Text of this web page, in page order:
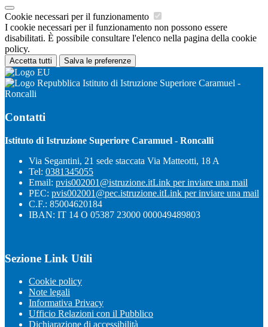
Cookie necessari per il funzionamento
I cookie necessari per il funzionamento non possono essere
disabilitati. È possibile consultare l'elenco nella pagina della cookie
policy.
Accetta tutti Salva le preferenze
Istituto di Istruzione Superiore Caramuel -
Roncalli
Contatti
Istituto di Istruzione Superiore Caramuel - Roncalli
Via Segantini, 21 sede staccata Via Matteotti, 18 A
Tel: 0381345055
Email: pvis002001@istruzione.itLink per inviare una mail
PEC: pvis002001@pec.istruzione.itLink per inviare una mail
C.F.: 85004620184
IBAN: IT 14 O 05387 23000 000049489803
Sezione Link Utili
Cookie policy
Note legali
Informativa Privacy
Ufficio Relazioni con il Pubblico
Dichiarazione di accessibilità